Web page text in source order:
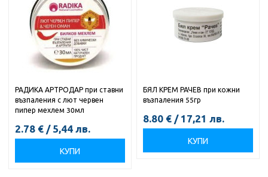
РАДИКА АРТРОДАР при ставни
възпаления с лют червен
пипер мехлем 30мл
2.78 € / 5,44 лв.
КУПИ
БЯЛ КРЕМ РАЧЕВ при кожни
възпаления 55гр
8.80 € / 17,21 лв.
КУПИ